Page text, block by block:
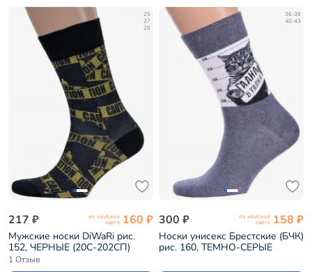
25
27
29
217 ₽ по клубной
карте 160 ₽
Мужские носки DiWaRi рис.
152, ЧЕРНЫЕ (20С-202СП)
1 Отзыв
36-39
40-43
300 ₽ по клубной
карте 158 ₽
Носки унисекс Брестские (БЧК)
рис. 160, ТЕМНО-СЕРЫЕ